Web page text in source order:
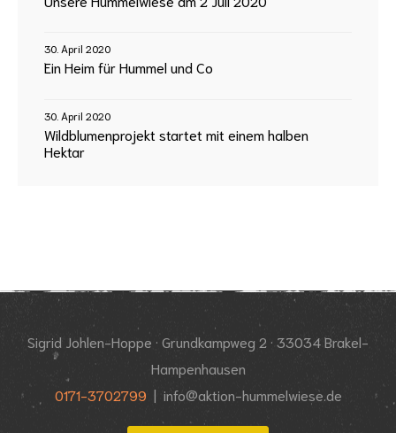
Ein Heim für Hummel und Co
30. April 2020
Wildblumenprojekt startet mit einem halben
Hektar
30. April 2020
Sigrid Johlen-Hoppe · Grundkampweg 2 · 33034 Brakel-
Hampenhausen
0171-3702799 | info@aktion-hummelwiese.de